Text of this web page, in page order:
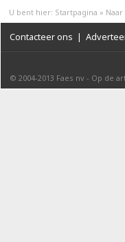
U bent hier: Startpagina »
Contacteer ons |
© 2004-2013 Faes nv - Op de